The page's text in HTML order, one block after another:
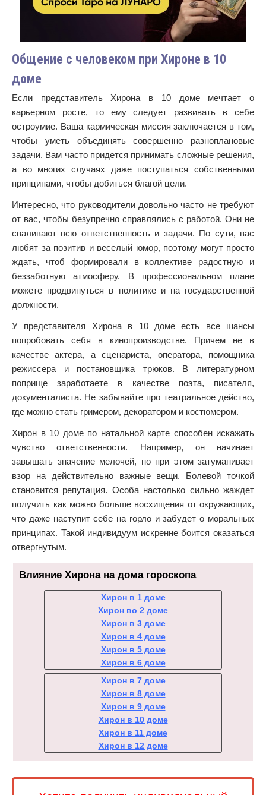
Общение с человеком при Хироне в 10
доме
Если представитель Хирона в 10 доме мечтает о
карьерном росте, то ему следует развивать в себе
остроумие. Ваша кармическая миссия заключается в том,
чтобы уметь объединять совершенно разноплановые
задачи. Вам часто придется принимать сложные решения,
а во многих случаях даже поступаться собственными
принципами, чтобы добиться благой цели.
Интересно, что руководители довольно часто не требуют
от вас, чтобы безупречно справлялись с работой. Они не
сваливают всю ответственность и задачи. По сути, вас
любят за позитив и веселый юмор, поэтому могут просто
ждать, чтоб формировали в коллективе радостную и
беззаботную атмосферу. В профессиональном плане
можете продвинуться в политике и на государственной
должности.
У представителя Хирона в 10 доме есть все шансы
попробовать себя в кинопроизводстве. Причем не в
качестве актера, а сценариста, оператора, помощника
режиссера и постановщика трюков. В литературном
поприще заработаете в качестве поэта, писателя,
документалиста. Не забывайте про театральное действо,
где можно стать гримером, декоратором и костюмером.
Хирон в 10 доме по натальной карте способен искажать
чувство ответственности. Например, он начинает
завышать значение мелочей, но при этом затуманивает
взор на действительно важные вещи. Болевой точкой
становится репутация. Особа настолько сильно жаждет
получить как можно больше восхищения от окружающих,
что даже наступит себе на горло и забудет о моральных
принципах. Такой индивидуум искренне боится оказаться
отвергнутым.
Влияние Хирона на дома гороскопа
Хирон в 1 доме
Хирон во 2 доме
Хирон в 3 доме
Хирон в 4 доме
Хирон в 5 доме
Хирон в 6 доме
Хирон в 7 доме
Хирон в 8 доме
Хирон в 9 доме
Хирон в 10 доме
Хирон в 11 доме
Хирон в 12 доме